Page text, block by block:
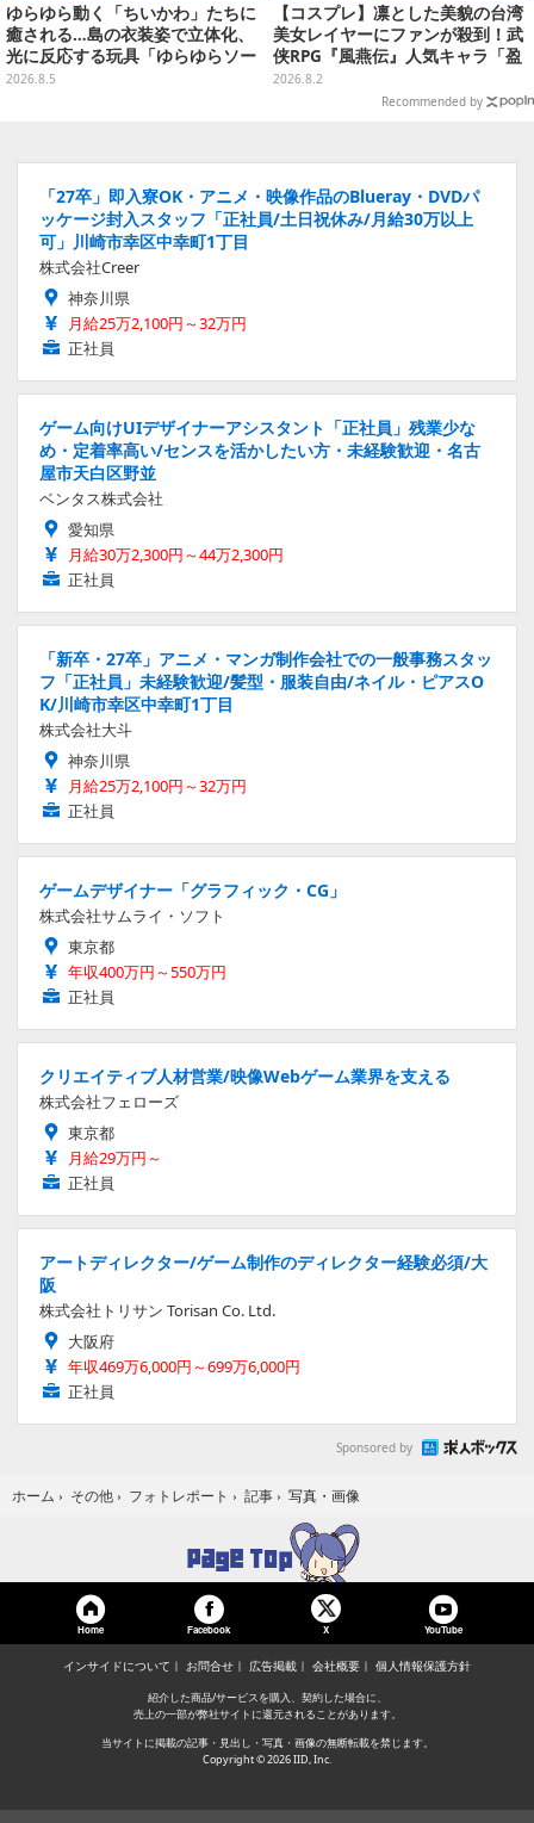
ゆらゆら動く「ちいかわ」たちに
癒される…島の衣装姿で立体化、
光に反応する玩具「ゆらゆらソー
ラー」全8種が全国アミューズメ
2026.8.5
【コスプレ】凛とした美貌の台湾
美女レイヤーにファンが殺到！武
侠RPG『風燕伝』人気キャラ「盈
盈」を完璧に再現して会場を沸か
せる【写真19枚】
2026.8.2
Recommended by
「27卒」即入寮OK・アニメ・映像作品のBlueray・DVDパ
ッケージ封入スタッフ「正社員/土日祝休み/月給30万以上
可」川崎市幸区中幸町1丁目
株式会社Creer
神奈川県
月給25万2,100円～32万円
正社員
ゲーム向けUIデザイナーアシスタント「正社員」残業少な
め・定着率高い/センスを活かしたい方・未経験歓迎・名古
屋市天白区野並
ベンタス株式会社
愛知県
月給30万2,300円～44万2,300円
正社員
「新卒・27卒」アニメ・マンガ制作会社での一般事務スタッ
フ「正社員」未経験歓迎/髪型・服装自由/ネイル・ピアスO
K/川崎市幸区中幸町1丁目
株式会社大斗
神奈川県
月給25万2,100円～32万円
正社員
ゲームデザイナー「グラフィック・CG」
株式会社サムライ・ソフト
東京都
年収400万円～550万円
正社員
クリエイティブ人材営業/映像Webゲーム業界を支える
株式会社フェローズ
東京都
月給29万円～
正社員
アートディレクター/ゲーム制作のディレクター経験必須/大
阪
株式会社トリサン Torisan Co. Ltd.
大阪府
年収469万6,000円～699万6,000円
正社員
Sponsored by
ホーム › その他 › フォトレポート › 記事 › 写真・画像
Home Facebook X YouTube
インサイドについて お問合せ 広告掲載 会社概要 個人情報保護方針
紹介した商品/サービスを購入、契約した場合に、
売上の一部が弊社サイトに還元されることがあります。
当サイトに掲載の記事・見出し・写真・画像の無断転載を禁じます。
Copyright © 2026 IID, Inc.